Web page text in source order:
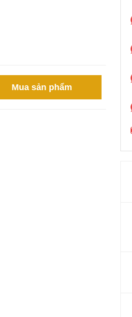
Mua sản phẩm